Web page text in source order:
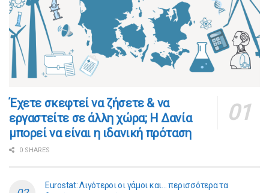
​​Έχετε σκεφτεί να ζήσετε & να
εργαστείτε σε άλλη χώρα; Η Δανία
μπορεί να είναι η ιδανική πρόταση
0 SHARES
Eurostat: Λιγότεροι οι γάμοι και… περισσότερα τα